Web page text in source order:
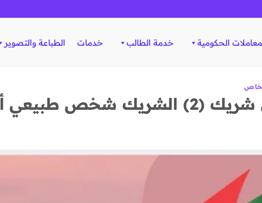
الحكومية خدمة الطالب خدمات الطباعة والتصوير
شخص طبيعي أو اعتباري